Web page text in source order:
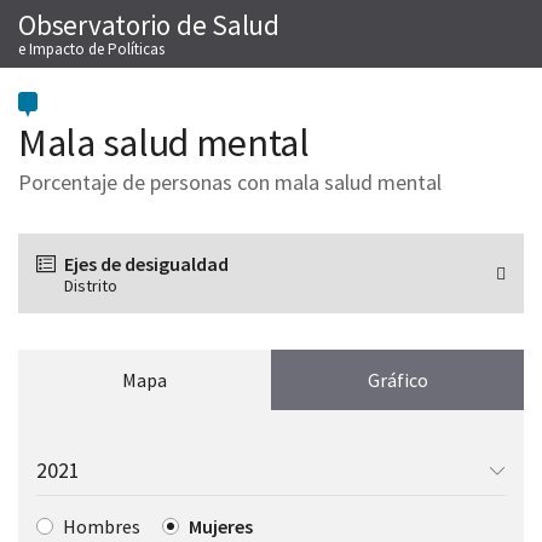
Saltar
al
contenido
Observatorio de Salud
e Impacto de Políticas
Mala salud mental
Porcentaje de personas con mala salud mental
Ejes de desigualdad
Distrito
Mapa Gráfico
el
para
mostrar:
ElegirHombres Mujeres